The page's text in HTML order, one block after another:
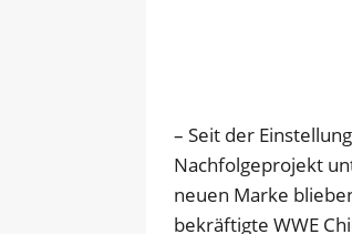
– Seit der
Nachfolgeprojekt
neuen Marke
bekräftigte WWE